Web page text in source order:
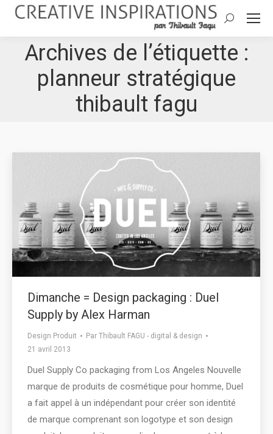
Search:
Archives de l’étiquette :
planneur stratégique
thibault fagu
Dimanche = Design packaging : Duel
Supply by Alex Harman
Design Produit Par Thibault FAGU - digital & design
21 avril 2013
Duel Supply Co packaging from Los Angeles Nouvelle
marque de produits de cosmétique pour homme, Duel
a fait appel à un indépendant pour créer son identité
de marque comprenant son logotype et son design